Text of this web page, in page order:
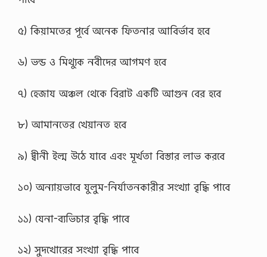
৫) কিয়ামতের পূর্বে অনেক ফিতনার আবির্ভাব হবে
৬) ভন্ড ও মিথ্যুক নবীদের আগমণ হবে
৭) হেজায অঞ্চল থেকে বিরাট একটি আগুন বের হবে
৮) আমানতের খেয়ানত হবে
৯) দ্বীনী ইল্ম উঠে যাবে এবং মূর্খতা বিস্তার লাভ করবে
১০) অন্যায়ভাবে যুলুম-নির্যাতনকারীর সংখ্যা বৃদ্ধি পাবে
১১) যেনা-ব্যভিচার বৃদ্ধি পাবে
১২) সুদখোরের সংখ্যা বৃদ্ধি পাবে